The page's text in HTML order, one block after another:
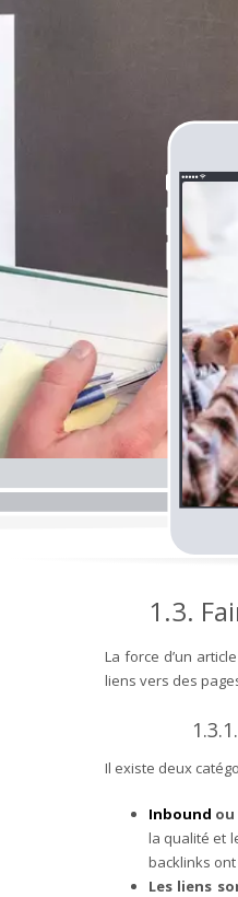
1.3.
La force d’un
liens vers des
Il existe deux
Inbound ou
la qualité et
backlinks
Les liens